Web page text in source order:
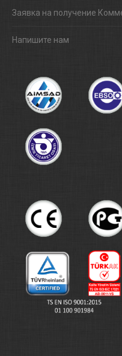
Заявка на получение
Напишите нам